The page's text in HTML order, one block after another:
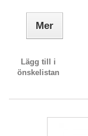
Mer
Lägg till i
önskelistan